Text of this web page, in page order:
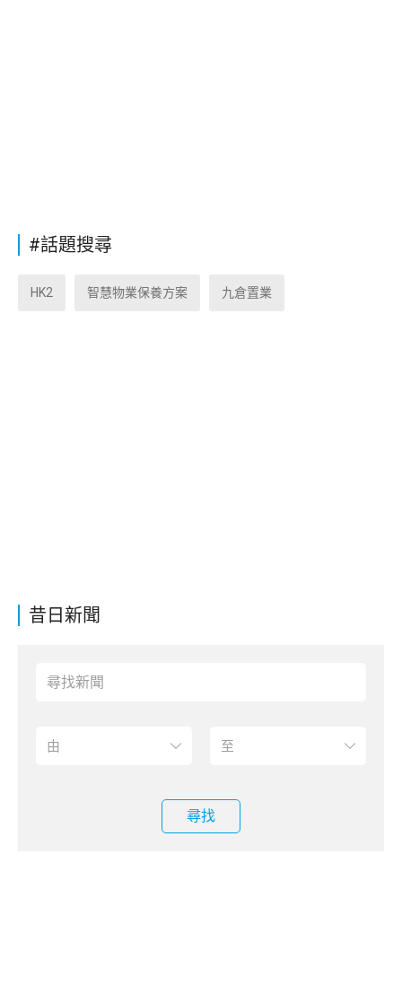
昔日新聞
尋找
#話題搜尋
HK2 智慧物業保養方案 九倉置業